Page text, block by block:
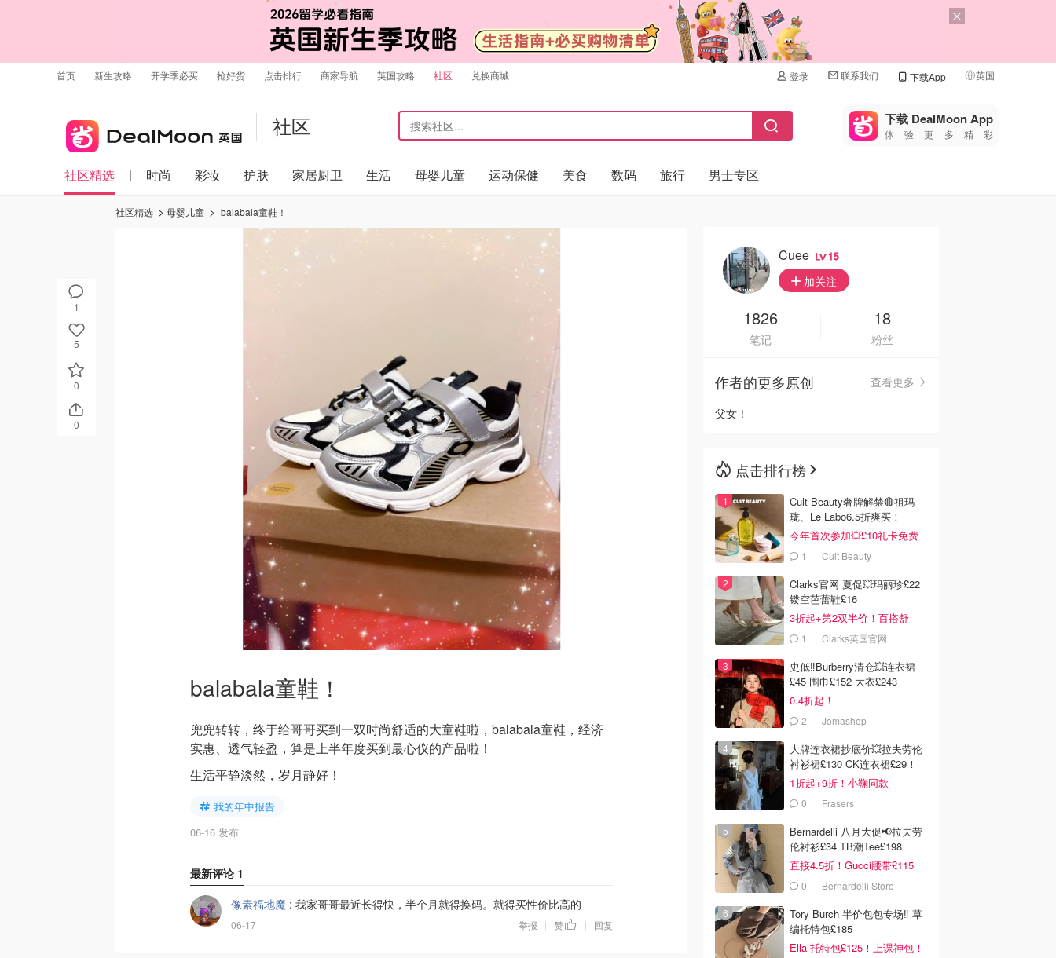
首页 新生攻略 开学季必买 抢好货 点击排行 商家导航 英国攻略 社区 兑换商城 登录 联系我们 下载App 英国
🇺🇸
🇨🇳 中国
🇦🇺
🇳🇿新西兰
社区 下载 DealMoon App
体验更多精彩
社区精选 时尚 彩妆 护肤 家居厨卫 生活 母婴儿童 运动保健 美食 数码 旅行 男士专区
1
5
0
0
社区精选 母婴儿童 balabala童鞋！
balabala童鞋！
兜兜转转，终于给哥哥买到一双时尚舒适的大童鞋啦，balabala童鞋，经济
实惠、透气轻盈，算是上半年度买到最心仪的产品啦！
生活平静淡然，岁月静好！
我的年中报告
06-16 发布
最新评论 1
像素福地魔 : 我家哥哥最近长得快，半个月就得换码。就得买性价比高的
06-17 举报 | 赞 | 回复
Cuee 15
加关注
1826
笔记
18
粉丝
作者的更多原创
查看更多
父女！
点击排行榜
Cult Beauty奢牌解禁🔴祖玛
珑、Le Labo6.5折爽买！
今年首次参加💥£10礼卡免费
拿 1 Cult Beauty
Clarks官网 夏促💥玛丽珍£22
镂空芭蕾鞋£16
3折起+第2双半价！百搭舒
服！1 Clarks英国官网
史低‼️Burberry清仓💥连衣裙
£45 围巾£152 大衣£243
0.4折起！
2 Jomashop
大牌连衣裙抄底价💥拉夫劳伦
衬衫裙£130 CK连衣裙£29！
1折起+9折！小鞠同款
Ganni£88
0 Frasers
Bernardelli 八月大促📢拉夫劳
伦衬衫£34 TB潮Tee£198
直接4.5折！Gucci腰带£115
0 Bernardelli Store
Tory Burch 半价包包专场‼️ 草
编托特包£185
Ella 托特包£125！上课神包！